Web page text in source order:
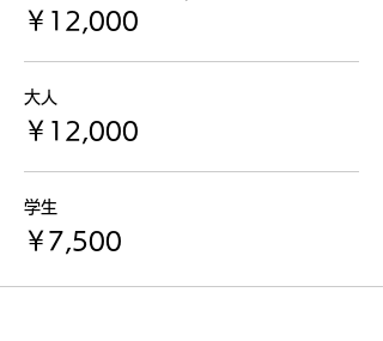
￥12,000
大人
￥12,000
学生
￥7,500